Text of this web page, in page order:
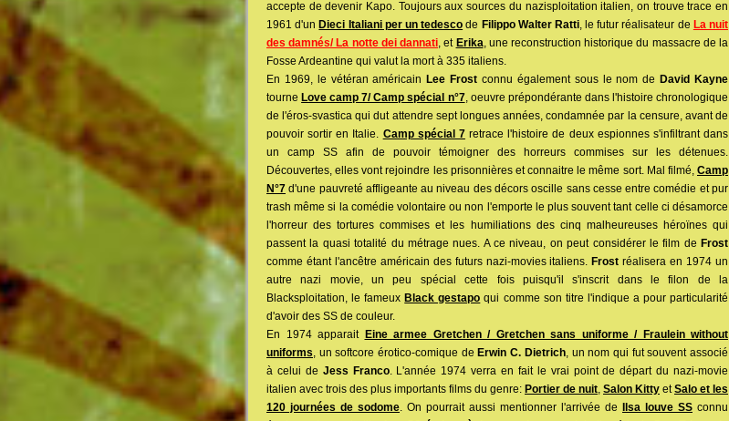
accepte de devenir Kapo. Toujours aux sources du nazisploitation italien, on trouve trace en
1961 d'un Dieci Italiani per un tedesco de Filippo Walter Ratti, le futur réalisateur de La nuit
des damnés/ La notte dei dannati, et Erika, une reconstruction historique du massacre de la
Fosse Ardeantine qui valut la mort à 335 italiens.
En 1969, le vétéran américain Lee Frost connu également sous le nom de David Kayne
tourne Love camp 7/ Camp spécial n°7, oeuvre prépondérante dans l'histoire chronologique
de l'éros-svastica qui dut attendre sept longues années, condamnée par la censure, avant de
pouvoir sortir en Italie. Camp spécial 7retrace l'histoire de deux espionnes s'infiltrant dans
un camp SS afin de pouvoir témoigner des horreurs commises sur les détenues.
Découvertes, elles vont rejoindre les prisonnières et connaitre le même sort. Mal filmé, Camp
N°7 d'une pauvreté affligeante au niveau des décors oscille sans cesse entre comédie et pur
trash même si la comédie volontaire ou non l'emporte le plus souvent tant celle ci désamorce
l'horreur des tortures commises et les humiliations des cinq malheureuses héroïnes qui
passent la quasi totalité du métrage nues. A ce niveau, on peut considérer le film de Frost
comme étant l'ancêtre américain des futurs nazi-movies italiens. Frost réalisera en 1974 un
autre nazi movie, un peu spécial cette fois puisqu'il s'inscrit dans le filon de la
Blacksploitation, le fameux Black gestapo qui comme son titre l'indique a pour particularité
d'avoir des SS de couleur.
En 1974 apparait Eine armee Gretchen / Gretchen sans uniforme / Fraulein without
uniforms, un softcore érotico-comique de Erwin C. Dietrich, un nom qui fut souvent associé
à celui de Jess Franco. L'année 1974 verra en fait le vrai point de départ du nazi-movie
italien avec trois des plus importants films du genre: Portier de nuit, Salon Kitty etSalo et les
120 journées de sodome. On pourrait aussi mentionner l'arrivée de Ilsa louve SS connu